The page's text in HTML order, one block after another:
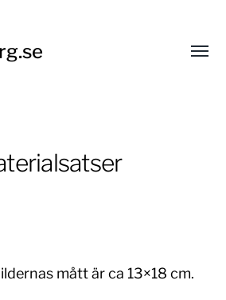
Slå
mått är ca 13×18 cm.